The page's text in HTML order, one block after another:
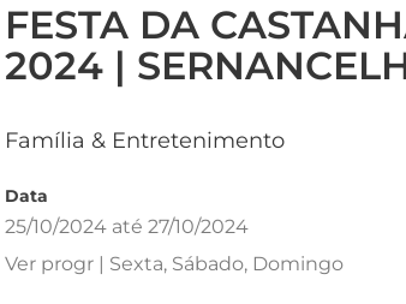
FESTA DA
2024 |
Família & Entretenimento
Data
25/10/2024 até 27/10/2024
Ver progr | Sexta, Sábado, Domingo